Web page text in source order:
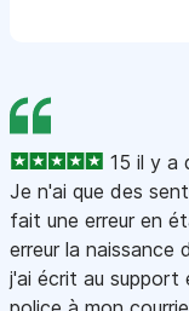
15 il y a
Je n'ai que des
fait une erreur en
erreur la
j'ai écrit au support